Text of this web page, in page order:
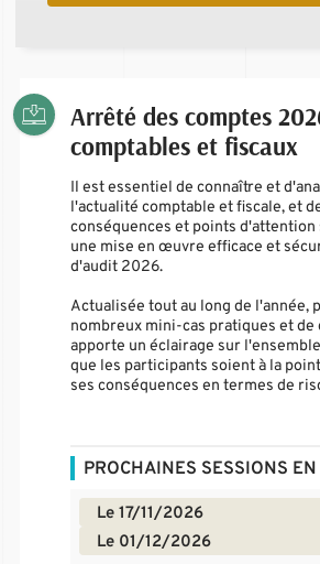
Arrêté des comptes
comptables et fiscaux
Il est essentiel de connaître et
l'actualité comptable et fiscale, et
conséquences et points
une mise en œuvre efficace et
d'audit 2026.
Actualisée tout au long de l'année,
nombreux mini-cas pratiques et de
apporte un éclairage sur
que les participants soient à la
ses conséquences en termes de
PROCHAINES SESSIONS
Le 17/11/2026
Le 01/12/2026